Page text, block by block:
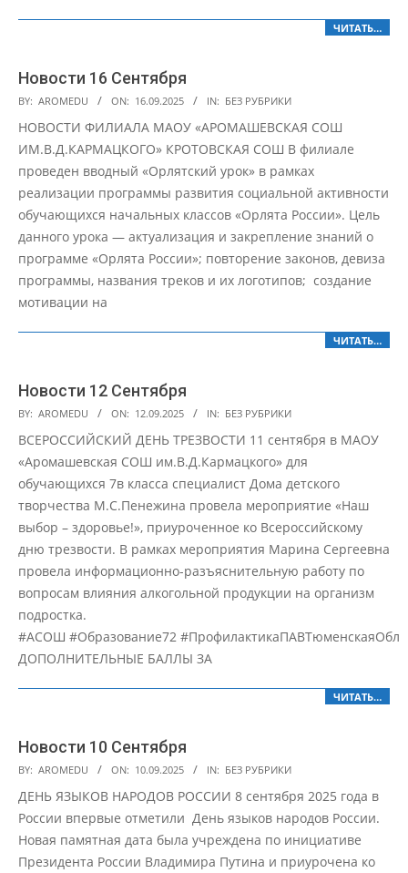
ЧИТАТЬ…
Новости 16 Сентября
2025-
09-
16
BY: AROMEDU ON: 16.09.2025 IN: БЕЗ РУБРИКИ
НОВОСТИ ФИЛИАЛА МАОУ «АРОМАШЕВСКАЯ СОШ
ИМ.В.Д.КАРМАЦКОГО» КРОТОВСКАЯ СОШ В филиале
проведен вводный «Орлятский урок» в рамках
реализации программы развития социальной активности
обучающихся начальных классов «Орлята России». Цель
данного урока — актуализация и закрепление знаний о
программе «Орлята России»; повторение законов, девиза
программы, названия треков и их логотипов; создание
мотивации на
ЧИТАТЬ…
Новости 12 Сентября
2025-
09-
12
BY: AROMEDU ON: 12.09.2025 IN: БЕЗ РУБРИКИ
ВСЕРОССИЙСКИЙ ДЕНЬ ТРЕЗВОСТИ 11 сентября в МАОУ
«Аромашевская СОШ им.В.Д.Кармацкого» для
обучающихся 7в класса специалист Дома детского
творчества М.С.Пенежина провела мероприятие «Наш
выбор – здоровье!», приуроченное ко Всероссийскому
дню трезвости. В рамках мероприятия Марина Сергеевна
провела информационно-разъяснительную работу по
вопросам влияния алкогольной продукции на организм
подростка.
#АСОШ #Образование72
ДОПОЛНИТЕЛЬНЫЕ БАЛЛЫ ЗА
ЧИТАТЬ…
Новости 10 Сентября
2025-
09-
10
BY: AROMEDU ON: 10.09.2025 IN: БЕЗ РУБРИКИ
ДЕНЬ ЯЗЫКОВ НАРОДОВ РОССИИ 8 сентября 2025 года в
России впервые отметили День языков народов России.
Новая памятная дата была учреждена по инициативе
Президента России Владимира Путина и приурочена ко